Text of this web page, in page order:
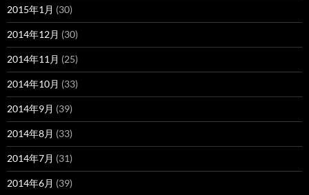
2015年1月 (30)
2014年12月 (30)
2014年11月 (25)
2014年10月 (33)
2014年9月 (39)
2014年8月 (33)
2014年7月 (31)
2014年6月 (39)